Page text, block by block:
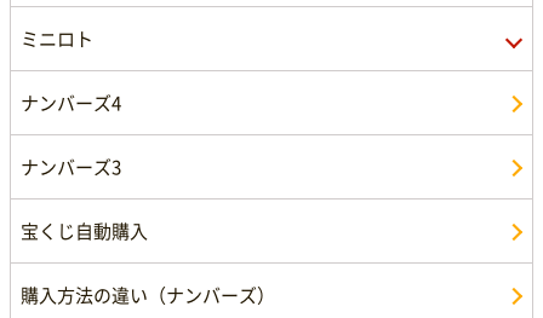
キャリーオーバー情報
ロト7購入
自動購入
データ分析
ロト6概要
キャリーオーバー情報
ロト6購入
自動購入
データ分析
ミニロト
ミニロト概要
ミニロト購入
自動購入
データ分析
ナンバーズ4
ナンバーズ3
宝くじ自動購入
購入方法の違い（ナンバーズ）